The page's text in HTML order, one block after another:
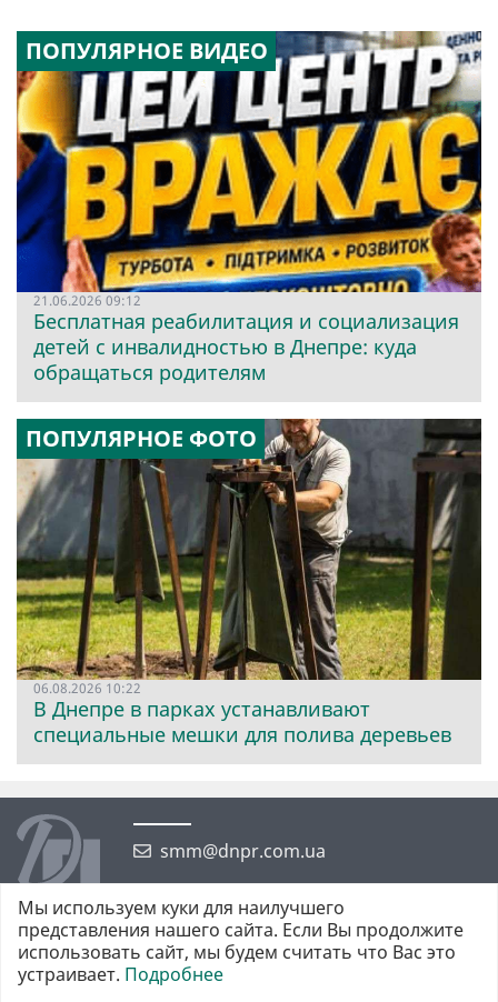
ПОПУЛЯРНОЕ ВИДЕО
21.06.2026 09:12
Бесплатная реабилитация и социализация
детей с инвалидностью в Днепре: куда
обращаться родителям
ПОПУЛЯРНОЕ ФОТО
06.08.2026 10:22
В Днепре в парках устанавливают
специальные мешки для полива деревьев
smm@dnpr.com.ua
©2026 https://dnpr.com.ua Дніпровська порадниця
Мы используем куки для наилучшего
представления нашего сайта. Если Вы продолжите
использовать сайт, мы будем считать что Вас это
устраивает. Подробнее